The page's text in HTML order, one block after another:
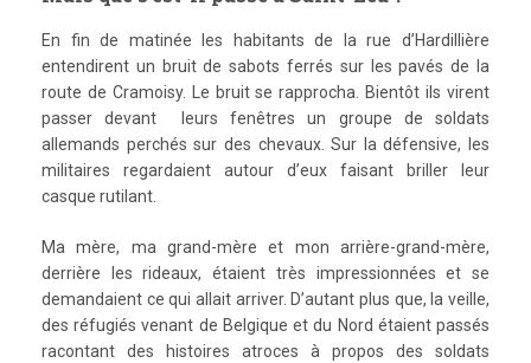
En fin de matinée les habitants de la rue d’Hardillière
entendirent un bruit de sabots ferrés sur les pavés de la
route de Cramoisy. Le bruit se rapprocha. Bientôt ils virent
passer devant leurs fenêtres un groupe de soldats
allemands perchés sur des chevaux. Sur la défensive, les
militaires regardaient autour d’eux faisant briller leur
casque rutilant.
Ma mère, ma grand-mère et mon arrière-grand-mère,
derrière les rideaux, étaient très impressionnées et se
demandaient ce qui allait arriver. D’autant plus que, la veille,
des réfugiés venant de Belgique et du Nord étaient passés
racontant des histoires atroces à propos des soldats